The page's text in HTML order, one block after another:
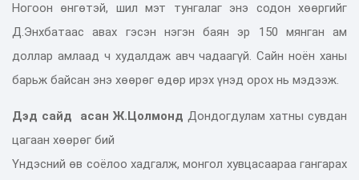
Ногоон өнгөтэй, шил мэт тунгалаг энэ содон хөөргийг
Д.Энхбатаас авах гэсэн нэгэн баян эр 150 мянган ам
доллар амлаад ч худалдаж авч чадаагүй. Сайн ноён ханы
барьж байсан энэ хөөрөг өдөр ирэх үнэд орох нь мэдээж.
Дэд сайд асан Ж.Цолмонд Дондогдулам хатны сувдан
цагаан хөөрөг бий
Үндэсний өв соёлоо хадгалж, монгол хувцасаараа гангарах